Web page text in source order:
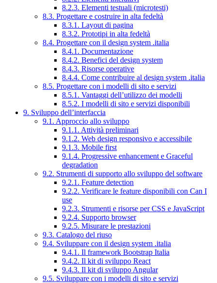
8.2.3. Elementi testuali (microtesti)
8.3. Progettare e costruire in alta fedeltà
8.3.1. Layout di pagina
8.3.2. Prototipi in alta fedeltà
8.4. Progettare con il design system .italia
8.4.1. Documentazione
8.4.2. Benefici del design system
8.4.3. Risorse operative
8.4.4. Come contribuire al design system .italia
8.5. Progettare con i modelli di sito e servizi
8.5.1. Vantaggi dell’utilizzo dei modelli
8.5.2. I modelli di sito e servizi disponibili
9. Sviluppo dell’interfaccia
9.1. Approccio allo sviluppo
9.1.1. Attività preliminari
9.1.2. Web design responsivo e accessibile
9.1.3. Mobile first
9.1.4. Progressive enhancement e Graceful
degradation
9.2. Strumenti di supporto allo sviluppo del software
9.2.1. Feature detection
9.2.2. Verificare le feature disponibili con Can I
use
9.2.3. Strumenti e risorse per CSS e JavaScript
9.2.4. Supporto browser
9.2.5. Misurare le prestazioni
9.3. Catalogo del riuso
9.4. Sviluppare con il design system .italia
9.4.1. Il framework Bootstrap Italia
9.4.2. Il kit di sviluppo React
9.4.3. Il kit di sviluppo Angular
9.5. Sviluppare con i modelli di sito e servizi